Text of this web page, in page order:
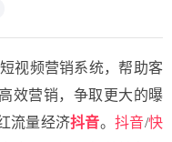
视频营销系统，帮助客
效营销，争取更大的曝
流量经济抖音。抖音/快